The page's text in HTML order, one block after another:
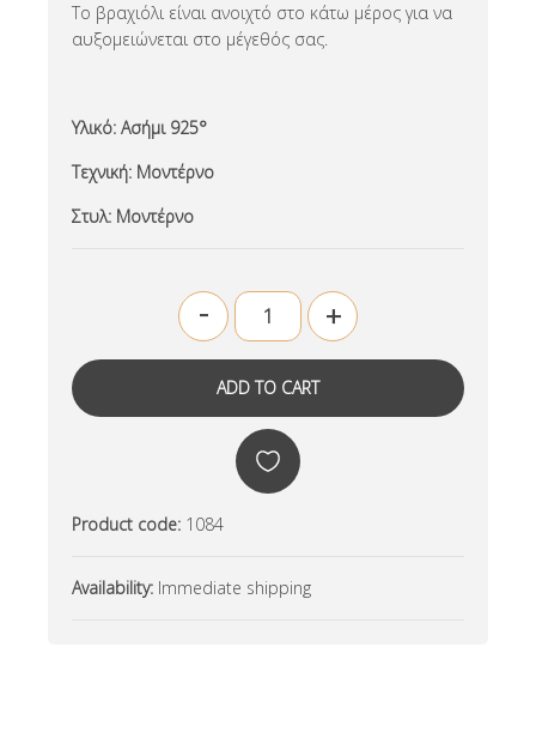
Το βραχιόλι είναι ανοιχτό στο κάτω μέρος για να
αυξομειώνεται στο μέγεθός σας.
Υλικό: Ασήμι 925°
Τεχνική: Μοντέρνο
Στυλ: Μοντέρνο
- +
Product code: 1084
Availability: Immediate shipping